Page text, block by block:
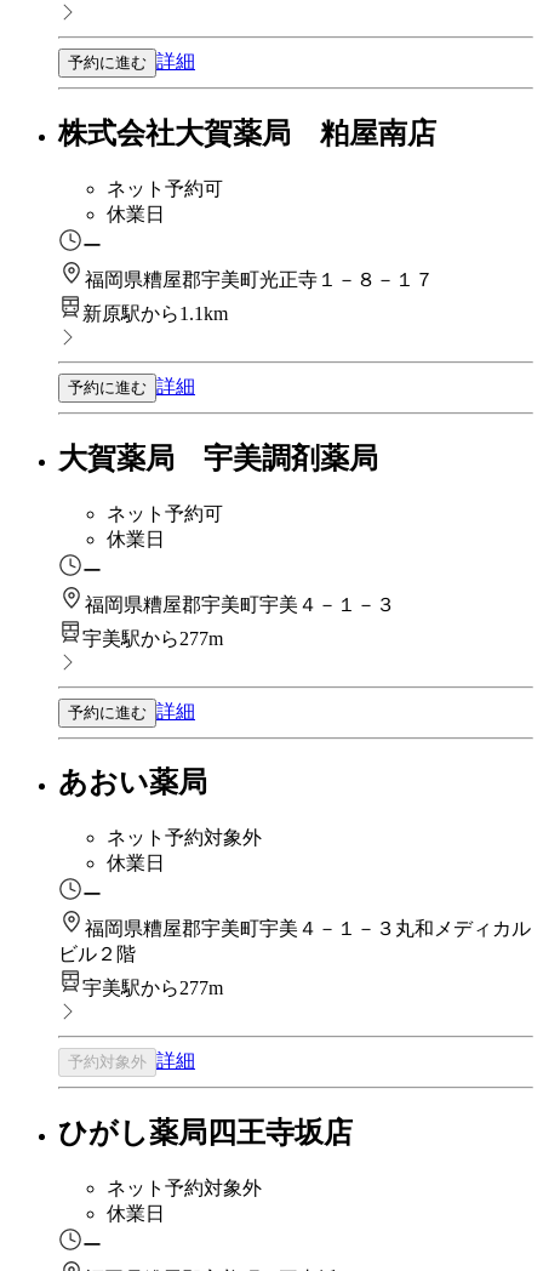
予約に進む 詳細
株式会社大賀薬局 粕屋南店
ネット予約可
休業日
ー
福岡県糟屋郡宇美町光正寺１－８－１７
新原駅から1.1km
予約に進む 詳細
大賀薬局 宇美調剤薬局
ネット予約可
休業日
ー
福岡県糟屋郡宇美町宇美４－１－３
宇美駅から277m
予約に進む 詳細
あおい薬局
ネット予約対象外
休業日
ー
福岡県糟屋郡宇美町宇美４－１－３丸和メディカル
ビル２階
宇美駅から277m
予約対象外 詳細
ひがし薬局四王寺坂店
ネット予約対象外
休業日
ー